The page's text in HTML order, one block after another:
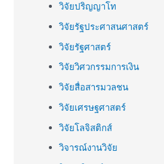
วิจัยปริญญาโท
วิจัยรัฐประศาสนศาสตร์
วิจัยรัฐศาสตร์
วิจัยวิศวกรรมการเงิน
วิจัยสื่อสารมวลชน
วิจัยเศรษฐศาสตร์
วิจัยโลจิสติกส์
วิจารณ์งานวิจัย